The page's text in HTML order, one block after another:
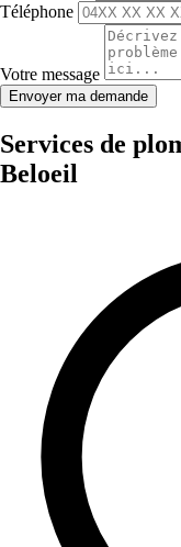
Téléphone
Votre message
Envoyer ma demande
Services de
Beloeil